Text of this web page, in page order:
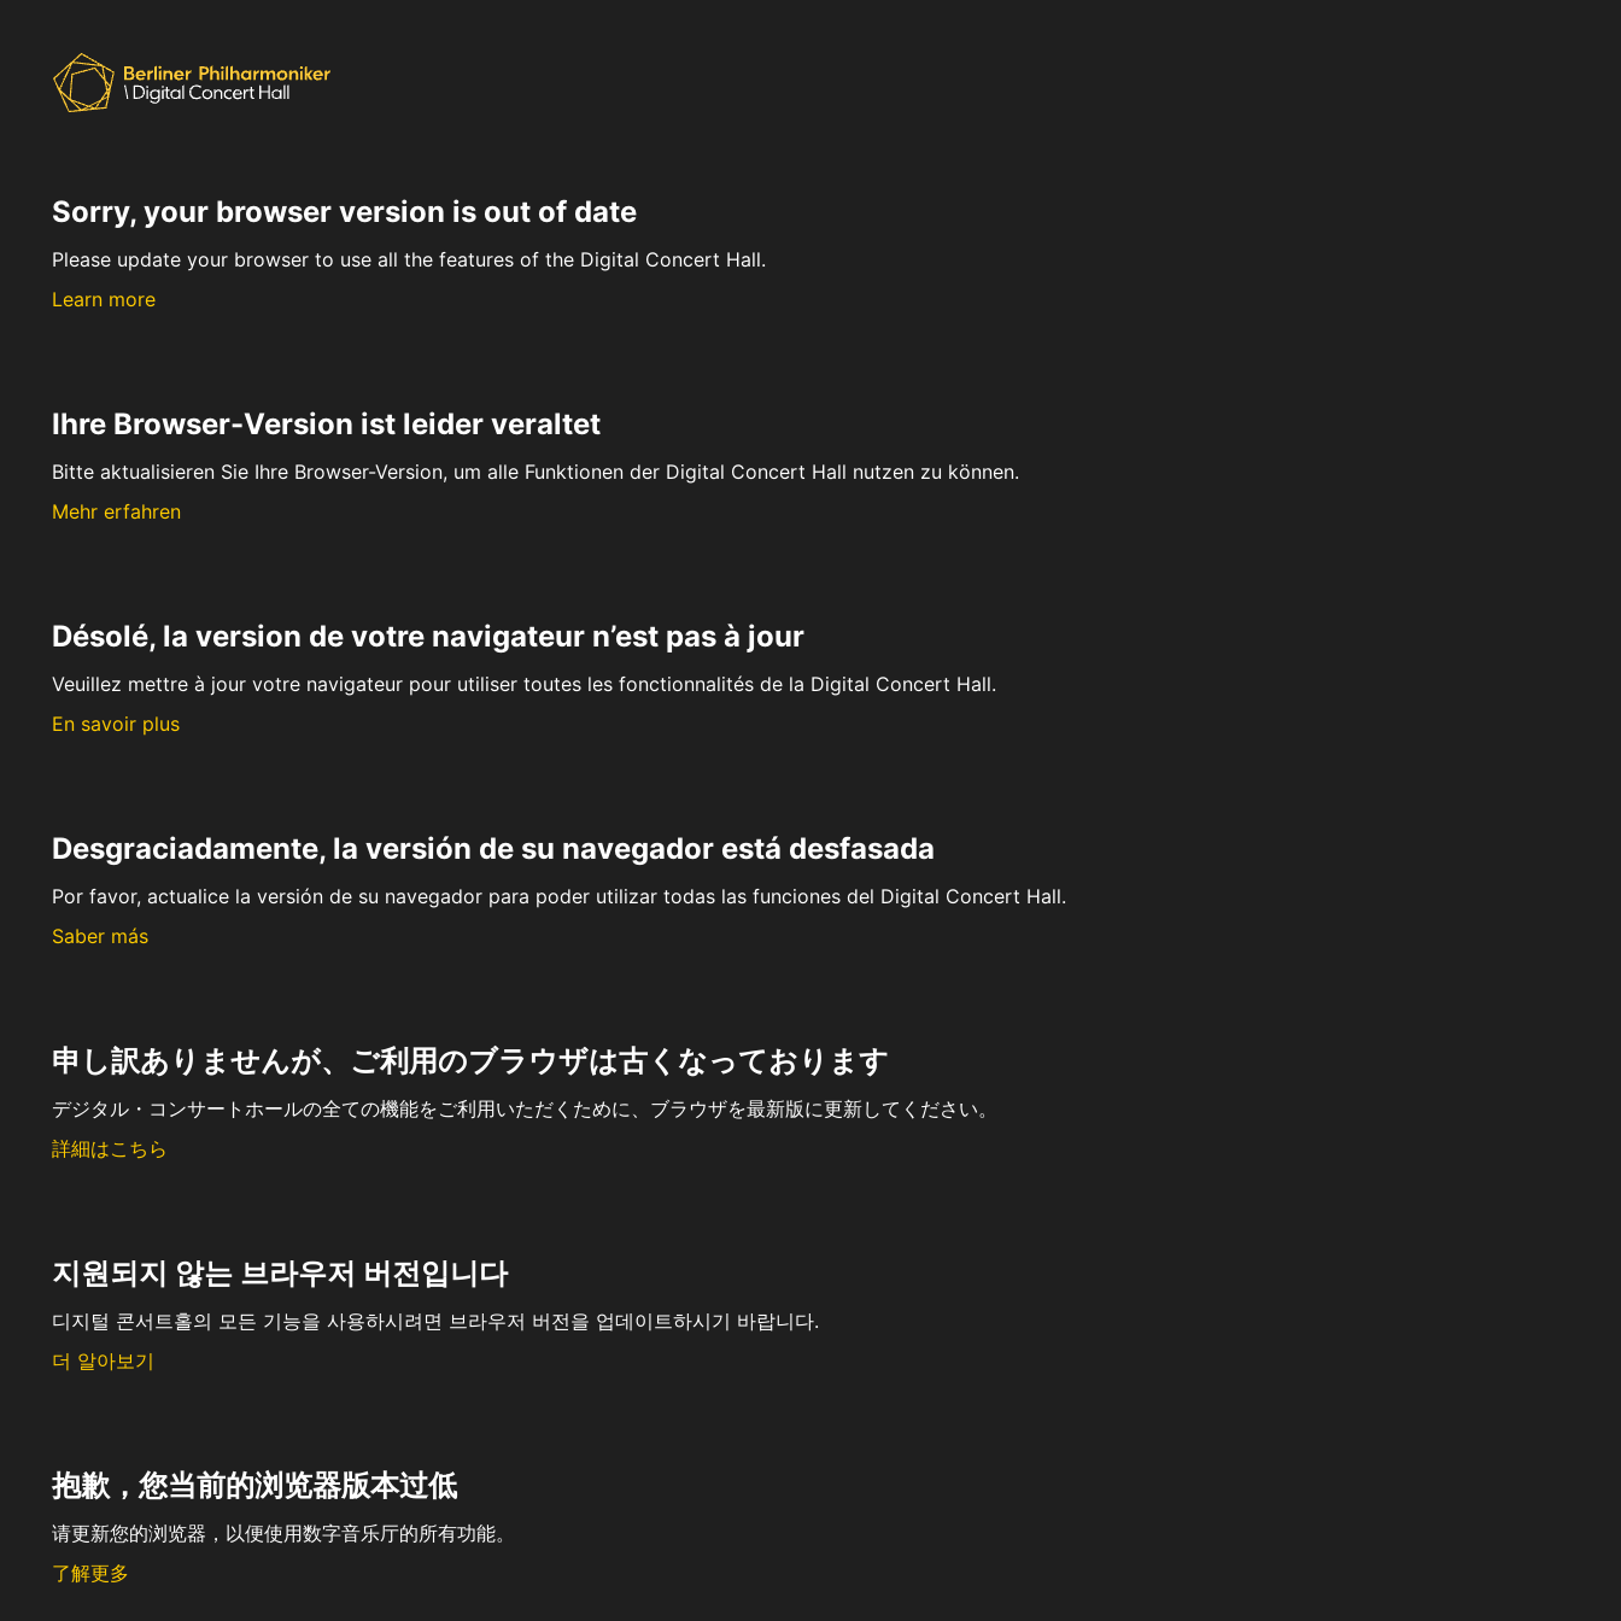
Sorry, your browser version is out of date
Please update your browser to use all the features of the Digital Concert Hall.
Learn more
Ihre Browser-Version ist leider veraltet
Bitte aktualisieren Sie Ihre Browser-Version, um alle Funktionen der Digital Concert Hall nutzen zu können.
Mehr erfahren
Désolé, la version de votre navigateur n’est pas à jour
Veuillez mettre à jour votre navigateur pour utiliser toutes les fonctionnalités de la Digital Concert Hall.
En savoir plus
Desgraciadamente, la versión de su navegador está desfasada
Por favor, actualice la versión de su navegador para poder utilizar todas las funciones del Digital Concert Hall.
Saber más
申し訳ありませんが、ご利用のブラウザは古くなっております
デジタル・コンサートホールの全ての機能をご利用いただくために、ブラウザを最新版に更新してください。
詳細はこちら
지원되지 않는 브라우저 버전입니다
디지털 콘서트홀의 모든 기능을 사용하시려면 브라우저 버전을 업데이트하시기 바랍니다.
더 알아보기
抱歉，您当前的浏览器版本过低
请更新您的浏览器，以便使用数字音乐厅的所有功能。
了解更多